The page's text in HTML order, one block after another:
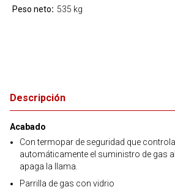
Descripción
Acabado
Con termopar de seguridad que
automáticamente el suministro de gas
apaga la llama.
Parrilla de gas con vidrio
Peso neto 535 kg